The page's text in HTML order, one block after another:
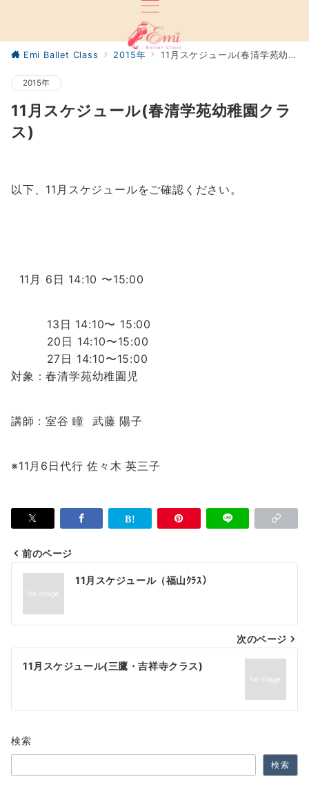
Emi Ballet Class 2015年 11月スケジュール(春清学苑幼稚園クラス)
2015年
11月スケジュール(春清学苑幼稚園クラ
ス)
以下、11月スケジュールをご確認ください。
11月 6日 14:10 〜15:00
13日 14:10〜 15:00
20日 14:10〜15:00
27日 14:10〜15:00
対象：春清学苑幼稚園児
講師 : 室谷 瞳 武藤 陽子
※11月6日代行 佐々木 英三子
投
ナ
ビ
ゲ
シ
ョ
ン
前のページ
11月スケジュール（福山ｸﾗｽ）
次のページ
11月スケジュール(三鷹・吉祥寺クラス)
検索
検索